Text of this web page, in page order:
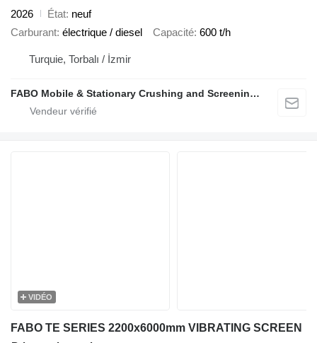
2026
État neuf
Carburant électrique / diesel Capacité 600 t/h
Turquie, Torbalı / İzmir
FABO Mobile & Stationary Crushing and Screening Plants | Concrete Batching Plants Manufacturer
VIDÉO
FABO TE SERIES 2200x6000mm VIBRATING SCREEN